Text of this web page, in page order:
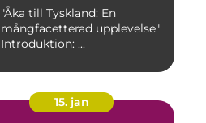
"Åka till Tyskland: En
mångfacetterad upplevelse"
Introduktion: ...
15. jan